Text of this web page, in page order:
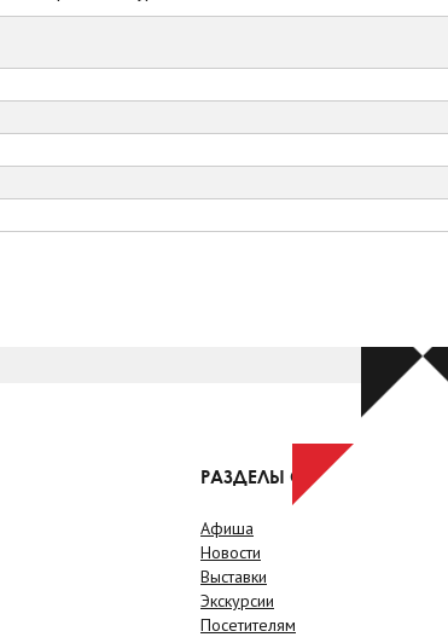
РАЗДЕЛЫ САЙТА
Афиша
Новости
Выставки
Экскурсии
Посетителям